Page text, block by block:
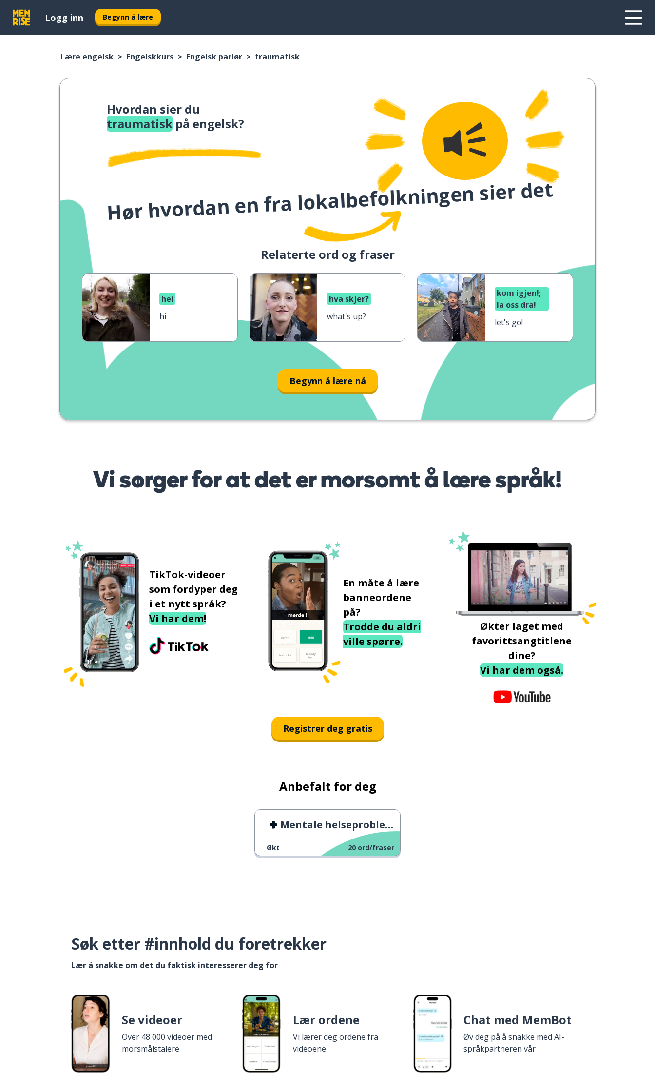
Logg inn Begynn å lære
Lære engelsk Engelskkurs Engelsk parlør traumatisk
Hvordan sier du
traumatisk på engelsk?
Hør hvordan en fra lokalbefolkningen sier det
Relaterte ord og fraser
hei
hi
hva skjer?
what's up?
kom igjen!;
la oss dra!
let's go!
Begynn å lære nå
Vi sørger for at det er morsomt å lære språk!
TikTok-videoer
som fordyper deg
i et nytt språk?
Vi har dem!
En måte å lære
banneordene
på?
Trodde du aldri
ville spørre.
Økter laget med
favorittsangtitlene
dine?
Vi har dem også.
Registrer deg gratis
Anbefalt for deg
Mentale helseproblemer
Økt 20 ord/fraser
Søk etter #innhold du foretrekker
Lær å snakke om det du faktisk interesserer deg for
Se videoer
Over 48 000 videoer med
morsmålstalere
Lær ordene
Vi lærer deg ordene fra
videoene
Chat med MemBot
Øv deg på å snakke med AI-
språkpartneren vår